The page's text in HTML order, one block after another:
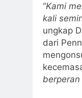
“Kami
kali
ungkap
dari